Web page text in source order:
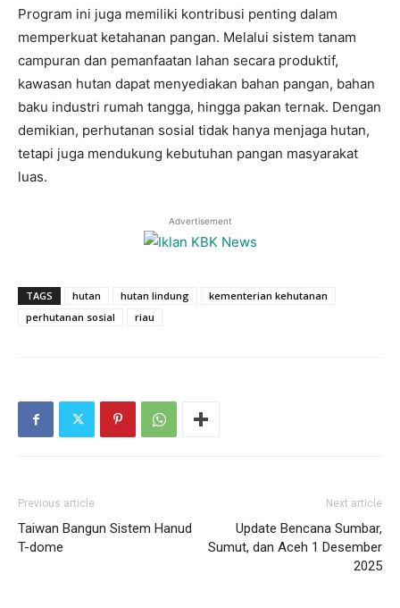
Program ini juga memiliki kontribusi penting dalam
memperkuat ketahanan pangan. Melalui sistem tanam
campuran dan pemanfaatan lahan secara produktif,
kawasan hutan dapat menyediakan bahan pangan, bahan
baku industri rumah tangga, hingga pakan ternak. Dengan
demikian, perhutanan sosial tidak hanya menjaga hutan,
tetapi juga mendukung kebutuhan pangan masyarakat
luas.
Advertisement
TAGS hutan hutan lindung
kementerian kehutanan
perhutanan sosial
riau
Previous article
Taiwan Bangun Sistem Hanud
T-dome
Next article
Update Bencana Sumbar,
Sumut, dan Aceh 1 Desember
2025